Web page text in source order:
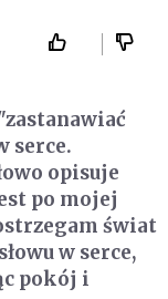
serce.
opisuje
po mojej
świat
w serce,
pokój i